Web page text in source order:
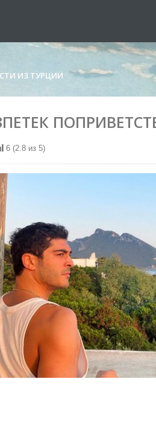
ИЗ ТУРЦИИ
6 (2.8 из 5)